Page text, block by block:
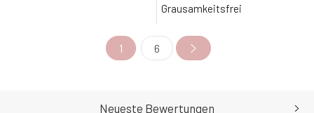
Mit BIO-Lavendelöl für einen
frischen Duft. Nur zur
Frauen
Beruhigt schnell und kühlt
angenehm gereizte Haut
Gleichzeitig spendet es
Grausamkeitsfrei
1 6
Neueste Bewertungen